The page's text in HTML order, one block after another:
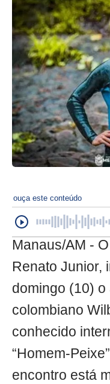
ouça este conteúdo
Manaus/AM -
Renato Junior,
domingo (10) o
colombiano
conhecido
“Homem-
encontro está